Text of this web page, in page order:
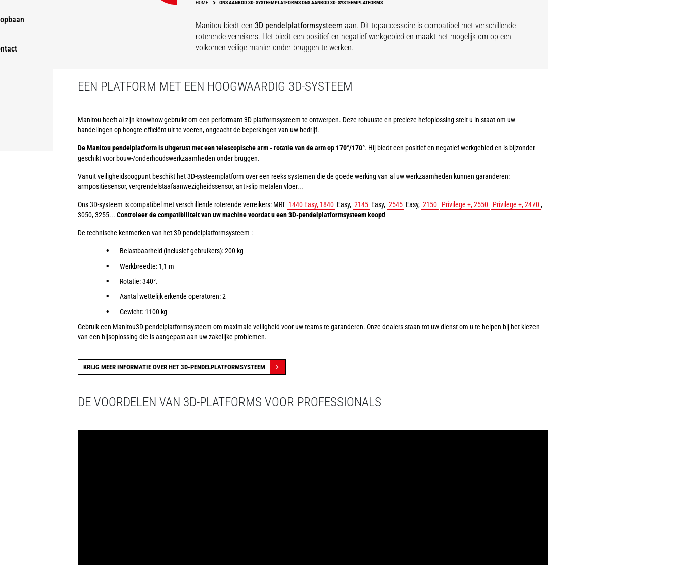
HOME ONS AANBOD 3D-SYSTEEMPLATFORMS ONS AANBOD 3D-SYSTEEMPLATFORMS
Manitou biedt een 3D pendelplatformsysteem aan. Dit topaccessoire is compatibel met verschillende
roterende verreikers. Het biedt een positief en negatief werkgebied en maakt het mogelijk om op een
volkomen veilige manier onder bruggen te werken.
EEN PLATFORM MET EEN HOOGWAARDIG 3D-SYSTEEM
Manitou heeft al zijn knowhow gebruikt om een performant 3D platformsysteem te ontwerpen. Deze robuuste en precieze hefoplossing stelt u in staat om uw
handelingen op hoogte efficiënt uit te voeren, ongeacht de beperkingen van uw bedrijf.
De Manitou pendelplatform is uitgerust met een telescopische arm - rotatie van de arm op 170°/170°. Hij biedt een positief en negatief werkgebied en is bijzonder
geschikt voor bouw-/onderhoudswerkzaamheden onder bruggen.
Vanuit veiligheidsoogpunt beschikt het 3D-systeemplatform over een reeks systemen die de goede werking van al uw werkzaamheden kunnen garanderen:
armpositiesensor, vergrendelstaafaanwezigheidssensor, anti-slip metalen vloer...
Ons 3D-systeem is compatibel met verschillende roterende verreikers: MRT 1440 Easy, 1840 Easy, 2145 Easy, 2545 Easy, 2150 Privilege +, 2550 Privilege +, 2470 ,
3050, 3255... Controleer de compatibiliteit van uw machine voordat u een 3D-pendelplatformsysteem koopt!
De technische kenmerken van het 3D-pendelplatformsysteem :
Belastbaarheid (inclusief gebruikers): 200 kg
Werkbreedte: 1,1 m
Rotatie: 340°.
Aantal wettelijk erkende operatoren: 2
Gewicht: 1100 kg
Gebruik een Manitou3D pendelplatformsysteem om maximale veiligheid voor uw teams te garanderen. Onze dealers staan tot uw dienst om u te helpen bij het kiezen
van een hijsoplossing die is aangepast aan uw zakelijke problemen.
KRIJG MEER INFORMATIE OVER HET 3D-PENDELPLATFORMSYSTEEM
DE VOORDELEN VAN 3D-PLATFORMS VOOR PROFESSIONALS